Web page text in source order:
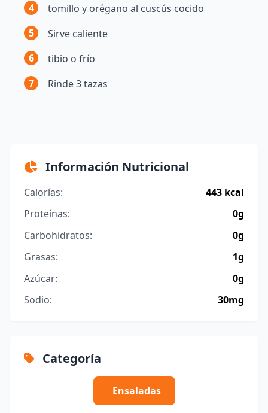
4
tomillo y orégano al cuscús cocido
5
Sirve caliente
6
tibio o frío
7
Rinde 3 tazas
Información Nutricional
Calorías:
443 kcal
Proteínas:
0g
Carbohidratos:
0g
Grasas:
1g
Azúcar:
0g
Sodio:
30mg
Categoría
Ensaladas